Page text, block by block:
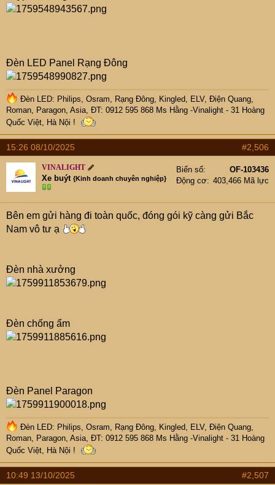
Đèn LED Panel Rạng Đông
Đèn LED: Philips, Osram, Rạng Đông, Kingled, ELV, Điện Quang,
Roman, Paragon, Asia, ĐT: 0912 595 868 Ms Hằng -Vinalight - 31 Hoàng
Quốc Việt, Hà Nội !
15:26 08/10/2025 #2,506
VINALIGHT
Xe buýt {Kinh doanh chuyên nghiệp}
Biển số
OF-103436
Động cơ
403,466 Mã lực
Bên em gửi hàng đi toàn quốc, đóng gói kỹ càng gửi Bắc
Nam vô tư ạ
Đèn nhà xưởng
Đèn chống ẩm
Đèn Panel Paragon
Đèn LED: Philips, Osram, Rạng Đông, Kingled, ELV, Điện Quang,
Roman, Paragon, Asia, ĐT: 0912 595 868 Ms Hằng -Vinalight - 31 Hoàng
Quốc Việt, Hà Nội !
10:49 13/10/2025 #2,507